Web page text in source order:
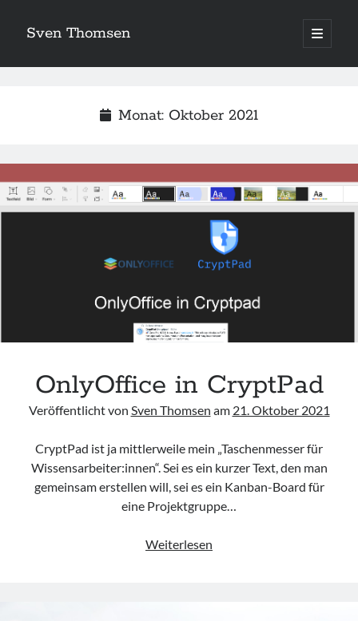
Sven Thomsen
open
primary
Monat: Oktober 2021
OnlyOffice in CryptPad
Veröffentlicht von Sven Thomsen am 21. Oktober 2021
CryptPad ist ja mittlerweile mein „Taschenmesser für
Wissensarbeiter:innen“. Sei es ein kurzer Text, den man
gemeinsam erstellen will, sei es ein Kanban-Board für
eine Projektgruppe…
Weiterlesen